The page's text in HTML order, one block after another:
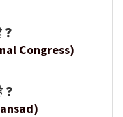
Congress)